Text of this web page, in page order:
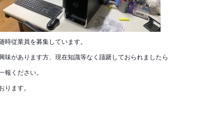
時従業員を募集しています。
味があります方、現在知識等なく躊躇しておられましたら
報ください。
ります。